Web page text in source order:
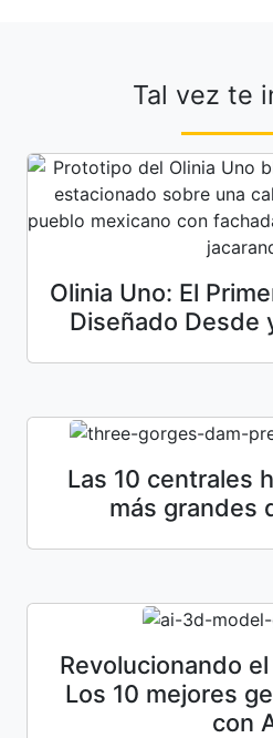
Tal vez te
Olinia Uno: El
Diseñado Desde
Las 10 centrales
más grandes
Revolucionando
Los 10 mejores
con